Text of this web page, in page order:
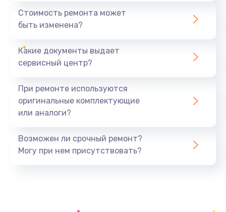
1440 руб.
Ремонт южного моста
Замена батарейки BIOS
Заказать
Стоимость ремонта может
быть изменена?
Какие документы выдает
сервисный центр?
При ремонте используются
оригинальные комплектующие
или аналоги?
Возможен ли срочный ремонт?
Могу при нем присутствовать?